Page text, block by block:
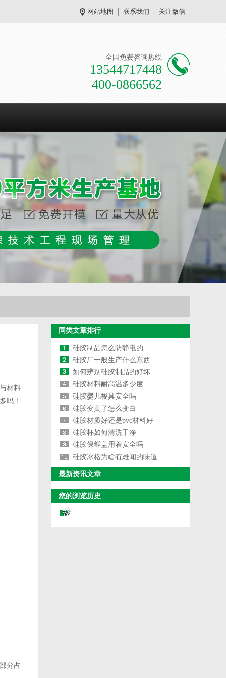
网站地图 联系我们 关注微信
全国免费咨询热线
13544717448
400-0866562
材料
吗！
分占
同类文章排行
硅胶制品怎么防静电的
硅胶厂一般生产什么东西
如何辨别硅胶制品的好坏
硅胶材料耐高温多少度
硅胶婴儿餐具安全吗
硅胶变黄了怎么变白
硅胶材质好还是pvc材料好
硅胶杯如何清洗干净
硅胶保鲜盖用着安全吗
硅胶冰格为啥有难闻的味道
最新资讯文章
您的浏览历史